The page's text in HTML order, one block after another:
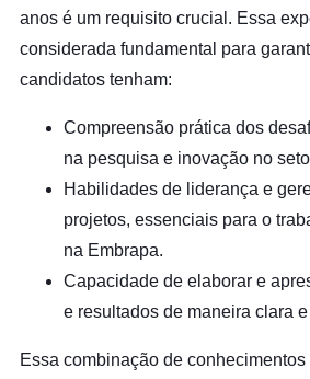
anos é um requisito crucial. Essa
considerada fundamental para
candidatos tenham:
Compreensão prática dos
na pesquisa e inovação no
Habilidades de liderança e
projetos, essenciais para o
na Embrapa.
Capacidade de elaborar e
e resultados de maneira clara
Essa combinação de